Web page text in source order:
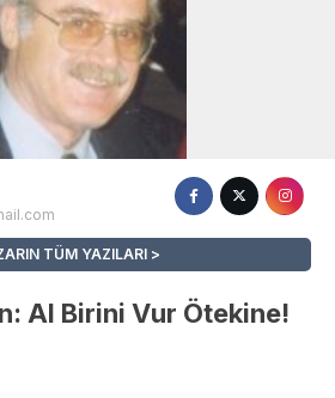
TÜM YAZILARI
Al Birini Vur Ötekine!